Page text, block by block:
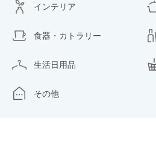
インテリア
食器・カトラリー
生活日用品
その他